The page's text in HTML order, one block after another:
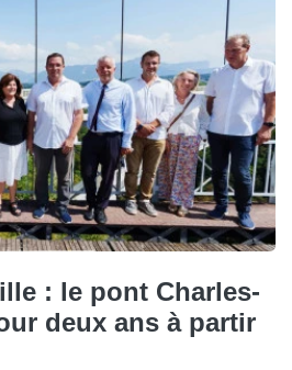
: le pont Charles-
deux ans à partir